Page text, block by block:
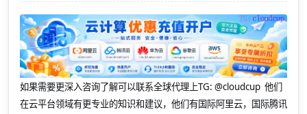
如果需要更深入咨询了解可以联系全球代理上TG: @cloudcup 他们
在云平台领域有更专业的知识和建议，他们有国际阿里云，国际腾讯